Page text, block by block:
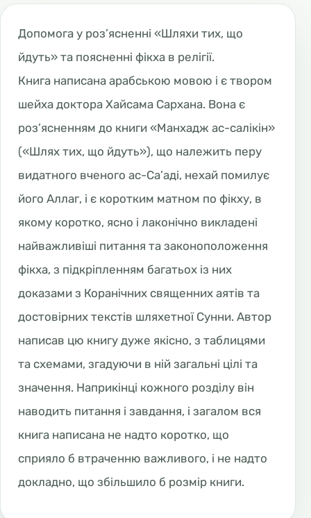
Допомога у роз’ясненні «Шляхи тих, що
йдуть» та поясненні фікха в релігії.
Книга написана арабською мовою і є твором
шейха доктора Хайсама Сархана. Вона є
роз’ясненням до книги «Манхадж ас-салікін»
(«Шлях тих, що йдуть»), що належить перу
видатного вченого ас-Са’аді, нехай помилує
його Аллаг, і є коротким матном по фікху, в
якому коротко, ясно і лаконічно викладені
найважливіші питання та законоположення
фікха, з підкріпленням багатьох із них
доказами з Коранічних священних аятів та
достовірних текстів шляхетної Сунни. Автор
написав цю книгу дуже якісно, з таблицями
та схемами, згадуючи в ній загальні цілі та
значення. Наприкінці кожного розділу він
наводить питання і завдання, і загалом вся
книга написана не надто коротко, що
сприяло б втраченню важливого, і не надто
докладно, що збільшило б розмір книги.